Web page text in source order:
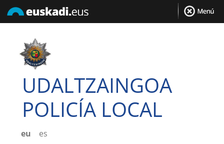
UDALTZAINGOA
POLICÍA LOCAL
eu es